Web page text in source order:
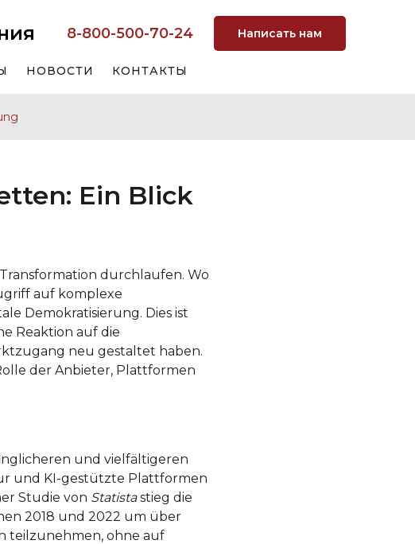
8-800-500-70-24 Написать нам
НОВОСТИ КОНТАКТЫ
Ein Blick
durchlaufen. Wo
auf komplexe
Demokratisierung. Dies ist
Reaktion auf die
neu gestaltet haben.
der Anbieter, Plattformen
und vielfältigeren
und KI-gestützte Plattformen
Studie von Statistastieg die
2018 und 2022 um über
teilzunehmen, ohne auf